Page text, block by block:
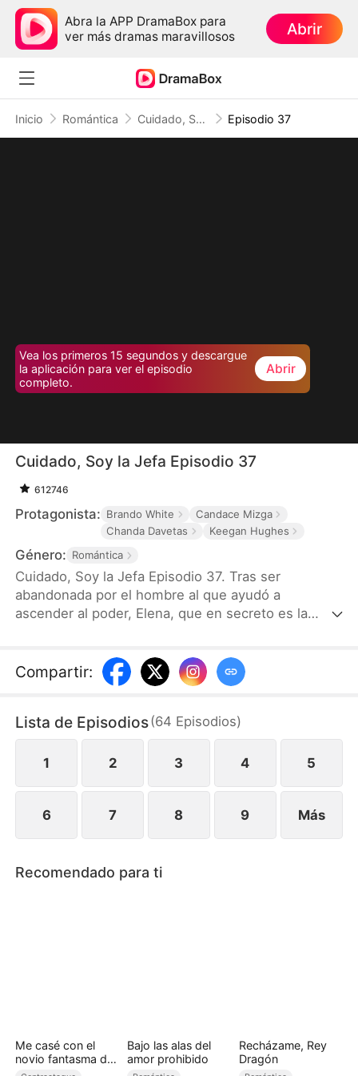
Abra la APP DramaBox para
ver más dramas maravillosos
Abrir
Inicio Romántica Cuidado, Soy la Jefa Episodio 37
Vea los primeros 15 segundos y descargue
la aplicación para ver el episodio
completo.
Abrir
Cuidado, Soy la Jefa Episodio 37
612746
Protagonista: Brando White
Candace Mizga
Chanda Davetas
Keegan Hughes
Género: Romántica
Cuidado, Soy la Jefa Episodio 37. Tras ser
abandonada por el hombre al que ayudó a
ascender al poder, Elena, que en secreto es la
propone matrimonio, lo que sacude la alta sociedad
hasta sus cimientos.
Compartir:
Lista de Episodios(64 Episodios)
1 2 3 4 5
6 7 8 9 Más
Recomendado para ti
Me casé con el
novio fantasma de
mi hermana
Bajo las alas del
amor prohibido
Recházame, Rey
Dragón